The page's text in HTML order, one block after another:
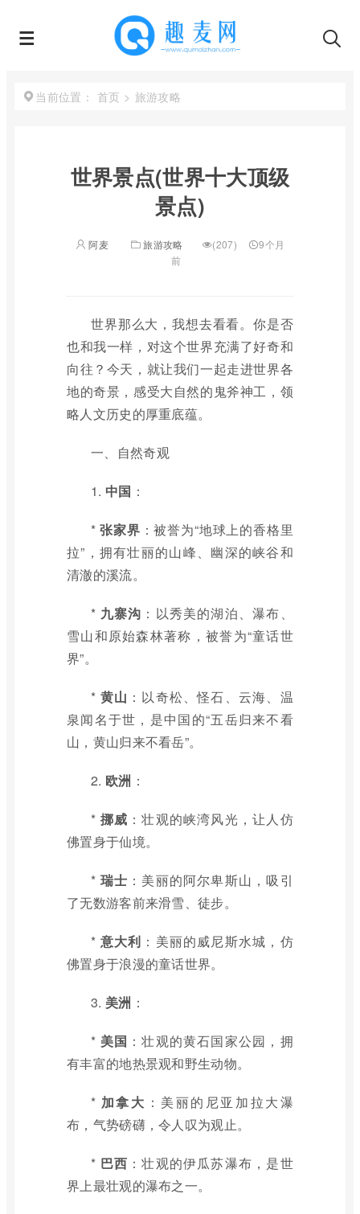
当前位置： 首页 > 旅游攻略
世界景点(世界十大顶级
景点)
阿麦 旅游攻略 (207)
9个月
前
世界那么大，我想去看看。你是否
也和我一样，对这个世界充满了好奇和
向往？今天，就让我们一起走进世界各
地的奇景，感受大自然的鬼斧神工，领
略人文历史的厚重底蕴。
一、自然奇观
1. 中国 ：
*张家界 ：被誉为“地球上的香格里
拉”，拥有壮丽的山峰、幽深的峡谷和
清澈的溪流。
* 九寨沟 ：以秀美的湖泊、瀑布、
雪山和原始森林著称，被誉为“童话世
界”。
* 黄山 ：以奇松、怪石、云海、温
泉闻名于世，是中国的“五岳归来不看
山，黄山归来不看岳”。
2. 欧洲 ：
* 挪威 ：壮观的峡湾风光，让人仿
佛置身于仙境。
* 瑞士 ：美丽的阿尔卑斯山，吸引
了无数游客前来滑雪、徒步。
* 意大利 ：美丽的威尼斯水城，仿
佛置身于浪漫的童话世界。
3. 美洲 ：
* 美国 ：壮观的黄石国家公园，拥
有丰富的地热景观和野生动物。
* 加拿大 ：美丽的尼亚加拉大瀑
布，气势磅礴，令人叹为观止。
* 巴西 ：壮观的伊瓜苏瀑布，是世
界上最壮观的瀑布之一。